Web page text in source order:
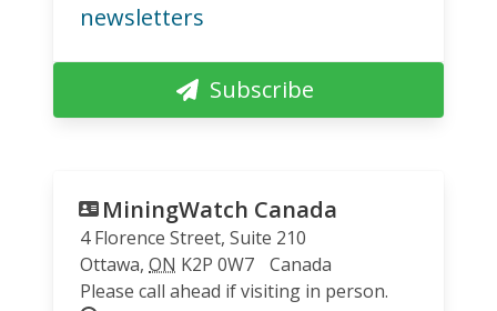
newsletters
Subscribe
MiningWatch Canada
4 Florence Street, Suite 210
Ottawa, ON K2P 0W7
Canada
Please call ahead if visiting in person.